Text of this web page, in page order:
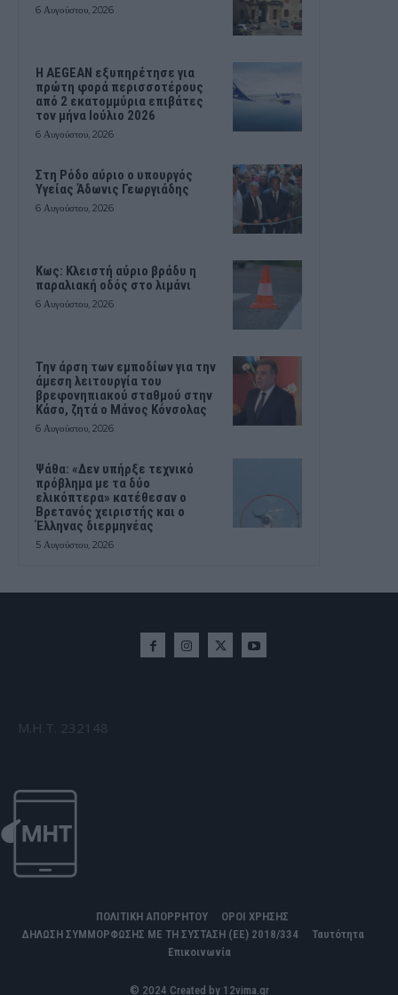
6 Αυγούστου, 2026
Η AEGEAN εξυπηρέτησε για
πρώτη φορά περισσοτέρους
από 2 εκατομμύρια επιβάτες
τον μήνα Ιούλιο 2026
6 Αυγούστου, 2026
Στη Ρόδο αύριο ο υπουργός
Υγείας Άδωνις Γεωργιάδης
6 Αυγούστου, 2026
Κως: Κλειστή αύριο βράδυ η
παραλιακή οδός στο λιμάνι
6 Αυγούστου, 2026
Την άρση των εμποδίων για την
άμεση λειτουργία του
βρεφονηπιακού σταθμού στην
Κάσο, ζητά ο Μάνος Κόνσολας
6 Αυγούστου, 2026
Ψάθα: «Δεν υπήρξε τεχνικό
πρόβλημα με τα δύο
ελικόπτερα» κατέθεσαν ο
Βρετανός χειριστής και ο
Έλληνας διερμηνέας
5 Αυγούστου, 2026
Μ.Η.Τ. 232148
ΠΟΛΙΤΙΚΗ ΑΠΟΡΡΗΤΟΥ
ΟΡΟΙ ΧΡΗΣΗΣ
ΔΗΛΩΣΗ ΣΥΜΜΟΡΦΩΣΗΣ ΜΕ ΤΗ ΣΥΣΤΑΣΗ (ΕΕ) 2018/334
Ταυτότητα
Επικοινωνία
© 2024 Created by 12vima.gr